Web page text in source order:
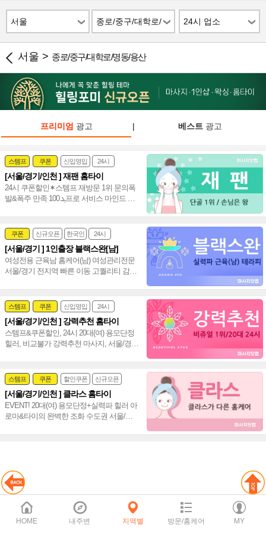
서울
종로/중구/대학로/
명동/용산
24시 업소
서울 > 종로/중구/대학로/명동/용산
프리미엄 광고 | 베스트광고
스템프 쿠폰 신입영입 24시
여자힐러 감성전문
[서울/경기/인천 ] 재팬 홈타이
24시 쿠폰할인✶스템프 재방문 1위 문의폭
발&폭주 만족 ܓ 100프로 서비스 마인드 짱
쿠폰 신규오픈 한국인 24시
여성전문
[서울/경기 ] 1인출장 블랙스완[남]
여성전용 근육남 홈케어(남) 여성관리전문
서울/경기 전지역 빠른 이동 고퀄리티 감성
스템프 쿠폰 신입영입 24시
여자힐러 감성전문
[서울/경기/인천 ] 강력추천 홈타이
스템프&쿠폰할인, 24시 20대(여) 용모단정
힐러, 비교불가 강력추천 마사지, 서울/경
스템프 쿠폰 할인쿠폰 신규오픈
24시 홈케어
[서울/경기/인천 ] 클라스 홈타이
EVENT! 20대(여) 용모단정+실력파 힐러 아
로마&타이의 완벽한 조화 수도권 서울/경
HOME 내주변 지역별 방문/홈케어 MY